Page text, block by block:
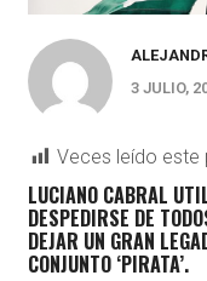
3 JULIO,
Veces leído este
LUCIANO CABRAL
DESPEDIRSE DE
DEJAR UN GRAN
CONJUNTO ‘PIRATA’.